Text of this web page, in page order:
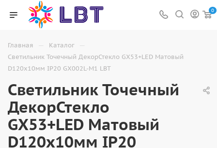
0
Главная — Каталог —
Светильник Точечный ДекорСтекло GX53+LED Матовый
D120х10мм IP20 GX002L-M1 LBT
Светильник Точечный
ДекорСтекло
GX53+LED Матовый
D120х10мм IP20